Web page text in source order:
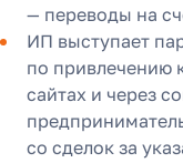
— переводы на
ИП выступает
по привлечению
сайтах и через
со сделок за